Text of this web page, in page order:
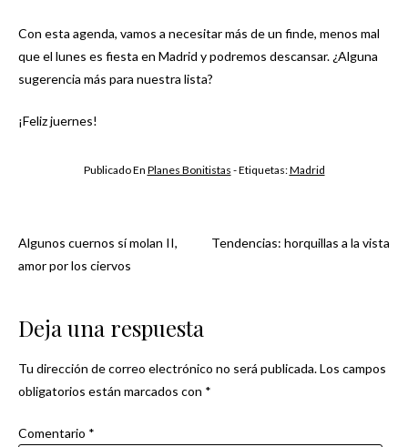
Con esta agenda, vamos a necesitar más de un finde, menos mal
que el lunes es fiesta en Madrid y podremos descansar. ¿Alguna
sugerencia más para nuestra lista?
¡Feliz juernes!
Publicado En Planes Bonitistas - Etiquetas:Madrid
Navegación
entradas
Algunos cuernos sí molan II,
amor por los ciervos
Tendencias: horquillas a la vista
Deja una respuesta
Tu dirección de correo electrónico no será publicada.Los campos
obligatorios están marcados con *
Comentario *